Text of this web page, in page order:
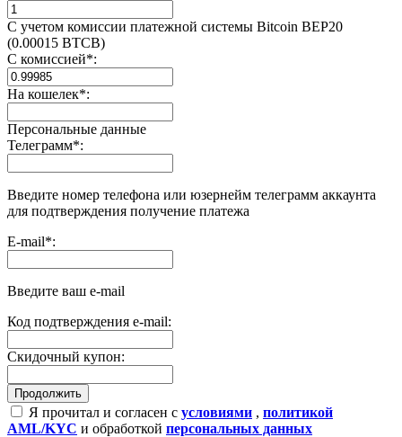
С учетом комиссии платежной системы Bitcoin BEP20
(0.00015 BTCB)
С комиссией*:
На кошелек*:
Персональные данные
Телеграмм*:
Введите номер телефона или юзернейм телеграмм аккаунта
для подтверждения получение платежа
E-mail*:
Введите ваш e-mail
Код подтверждения e-mail:
Скидочный купон:
Я прочитал и согласен с условиями , политикой
AML/KYC и обработкой персональных данных